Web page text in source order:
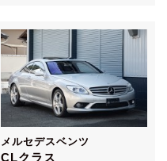
メルセデスベンツ
CLクラス